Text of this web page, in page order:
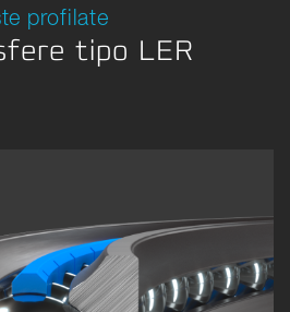
profilate
tipo LER